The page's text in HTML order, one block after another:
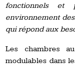
fonctionnels et
environnement
qui répond aux
Les chambres
modulables dans